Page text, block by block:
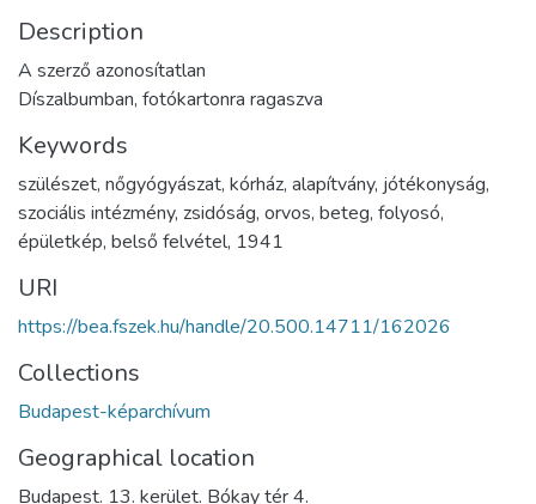
Description
A szerző azonosítatlan
Díszalbumban, fotókartonra ragaszva
Keywords
szülészet, nőgyógyászat, kórház, alapítvány, jótékonyság,
szociális intézmény, zsidóság, orvos, beteg, folyosó,
épületkép, belső felvétel, 1941
URI
https://bea.fszek.hu/handle/20.500.14711/162026
Collections
Budapest-képarchívum
Geographical location
Budapest. 13. kerület. Bókay tér 4.